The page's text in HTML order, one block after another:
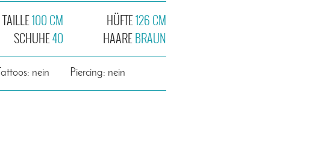
TAILLE100 CM
SCHUHE40
HÜFTE126 CM
HAAREBRAUN
Tattoos: nein Piercing: nein